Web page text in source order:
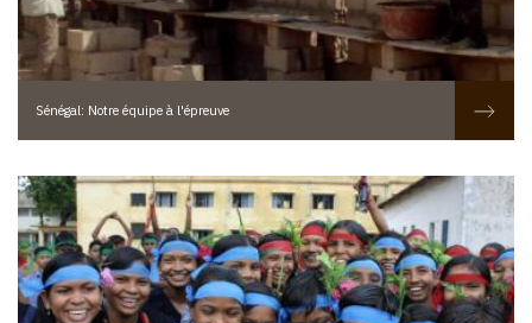
Sénégal: Notre équipe à l'épreuve